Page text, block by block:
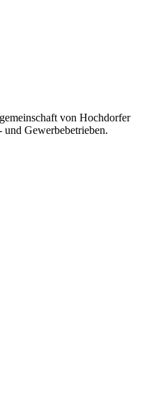
von Hochdorfer
und Gewerbebetrieben.